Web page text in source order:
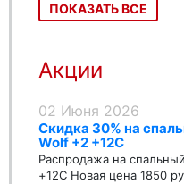
ПОКАЗАТЬ ВСЕ
Акции
02 Июня 2026
Скидка 30% на
Wolf +2 +12C
Распродажа на
+12C Новая цена 1850